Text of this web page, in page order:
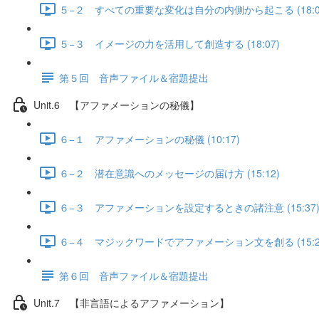
５−２ すべての重要な変化は自分の内側から起こる
５−３ イメージの力を活用して創造する (18:07)
第５回 音声ファイル＆宿題提出
Unit.6 【アファメーションの秘儀】
６−１ アファメーションの秘儀 (10:17)
６−２ 潜在意識へのメッセージの届け方 (15:12)
６−３ アファメーションを設定するときの諸注意 (15:37)
６−４ マジックワードでアファメーション文を創る
第６回 音声ファイル＆宿題提出
Unit.7 【非言語によるアファメーション】